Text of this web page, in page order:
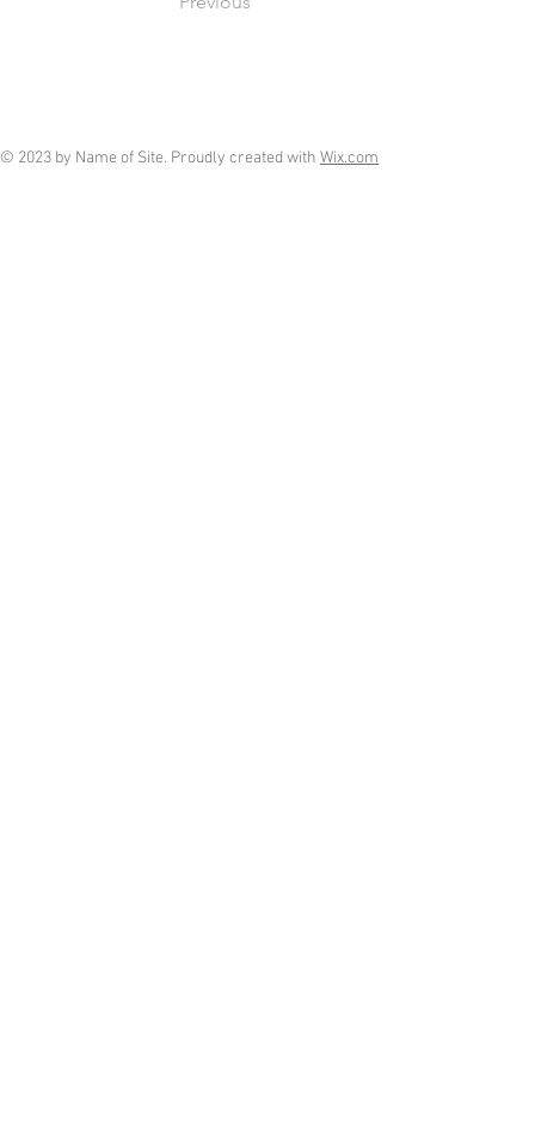
© 2023 by Name of Site. Proudly created with Wix.com